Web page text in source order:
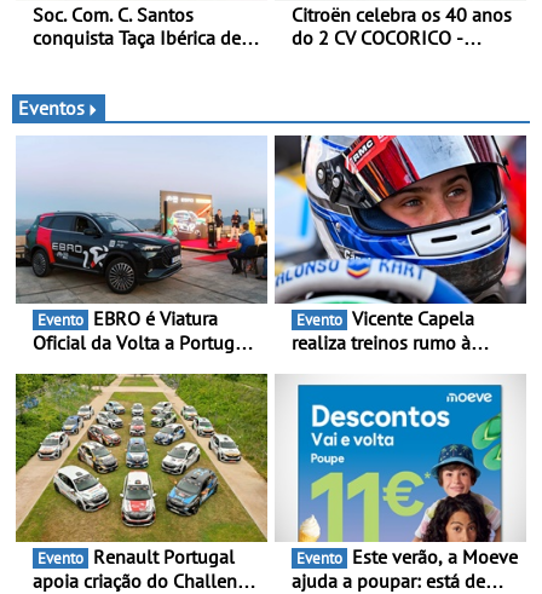
Soc. Com. C. Santos
conquista Taça Ibérica de
Citroën celebra os 40 anos
do 2 CV COCORICO -
Eventos
Evento
Oficial da Volta a Portugal
presença nacional ao lado
da mítica prova de ciclismo
e leva a sua gama SUV
multi-energia às estradas
de Portugal
Evento
realiza treinos rumo à
Portugal Karting e mira boa
estreia - O Campeonato
Portugal Karting 2026
decorre entre 1 de Março e
6 de Setembro
Evento
apoia criação do Challenge
Evento
ajuda a poupar: está de